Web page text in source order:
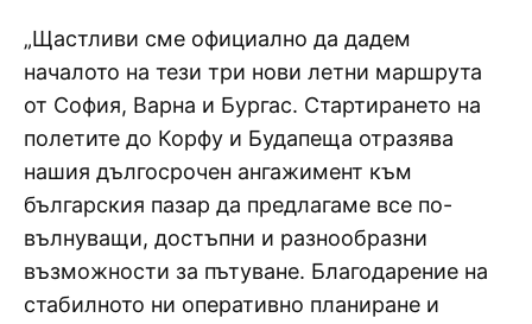
„Щастливи сме официално да дадем
началото на тези три нови летни маршрута
от София, Варна и Бургас. Стартирането на
полетите до Корфу и Будапеща отразява
нашия дългосрочен ангажимент към
българския пазар да предлагаме все по-
вълнуващи, достъпни и разнообразни
възможности за пътуване. Благодарение на
стабилното ни оперативно планиране и